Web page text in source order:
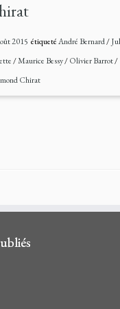
2015 étiquetéAndré Bernard/
/Maurice Bessy/Olivier Barrot/
Chirat